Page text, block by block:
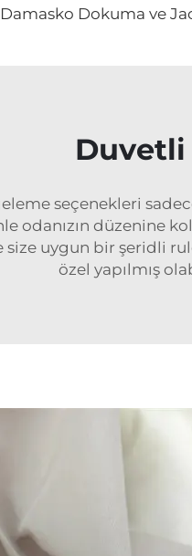
seçenekleri
odanızın düzenine
size uygun bir şeridli
özel yapılmış